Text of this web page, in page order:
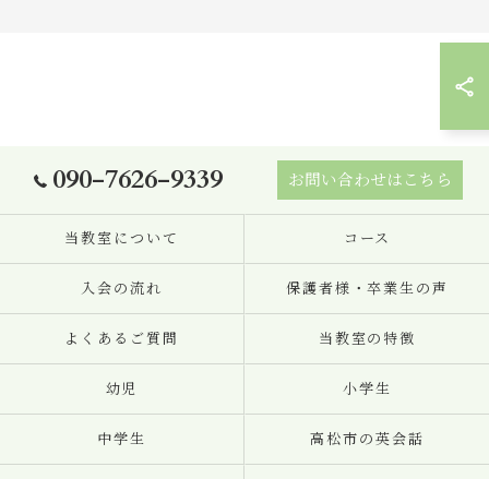
090-7626-9339 お問い合わせはこちら
当教室について コース
入会の流れ 保護者様・卒業生の声
よくあるご質問 当教室の特徴
幼児 小学生
中学生 高松市の英会話